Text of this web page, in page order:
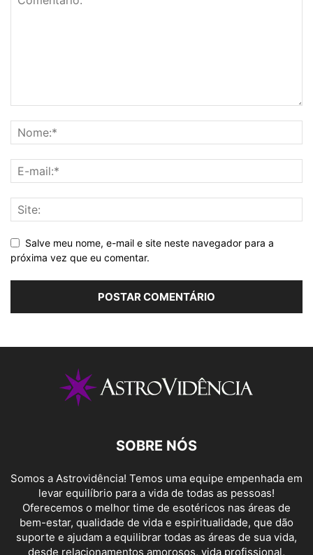
Salve meu nome, e-mail e site neste navegador para a
próxima vez que eu comentar.
SOBRE NÓS
Somos a Astrovidência! Temos uma equipe empenhada em
levar equilíbrio para a vida de todas as pessoas!
Oferecemos o melhor time de esotéricos nas áreas de
bem-estar, qualidade de vida e espiritualidade, que dão
suporte e ajudam a equilibrar todas as áreas de sua vida,
desde relacionamentos amorosos, vida profissional,